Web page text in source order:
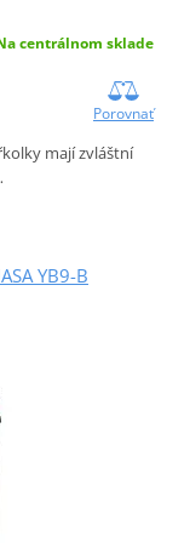
centrálnom sklade
Porovnať
mají zvláštní
YB9-B